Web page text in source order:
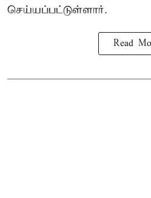
செய்யப்பட்டுள்ளார்.
Read